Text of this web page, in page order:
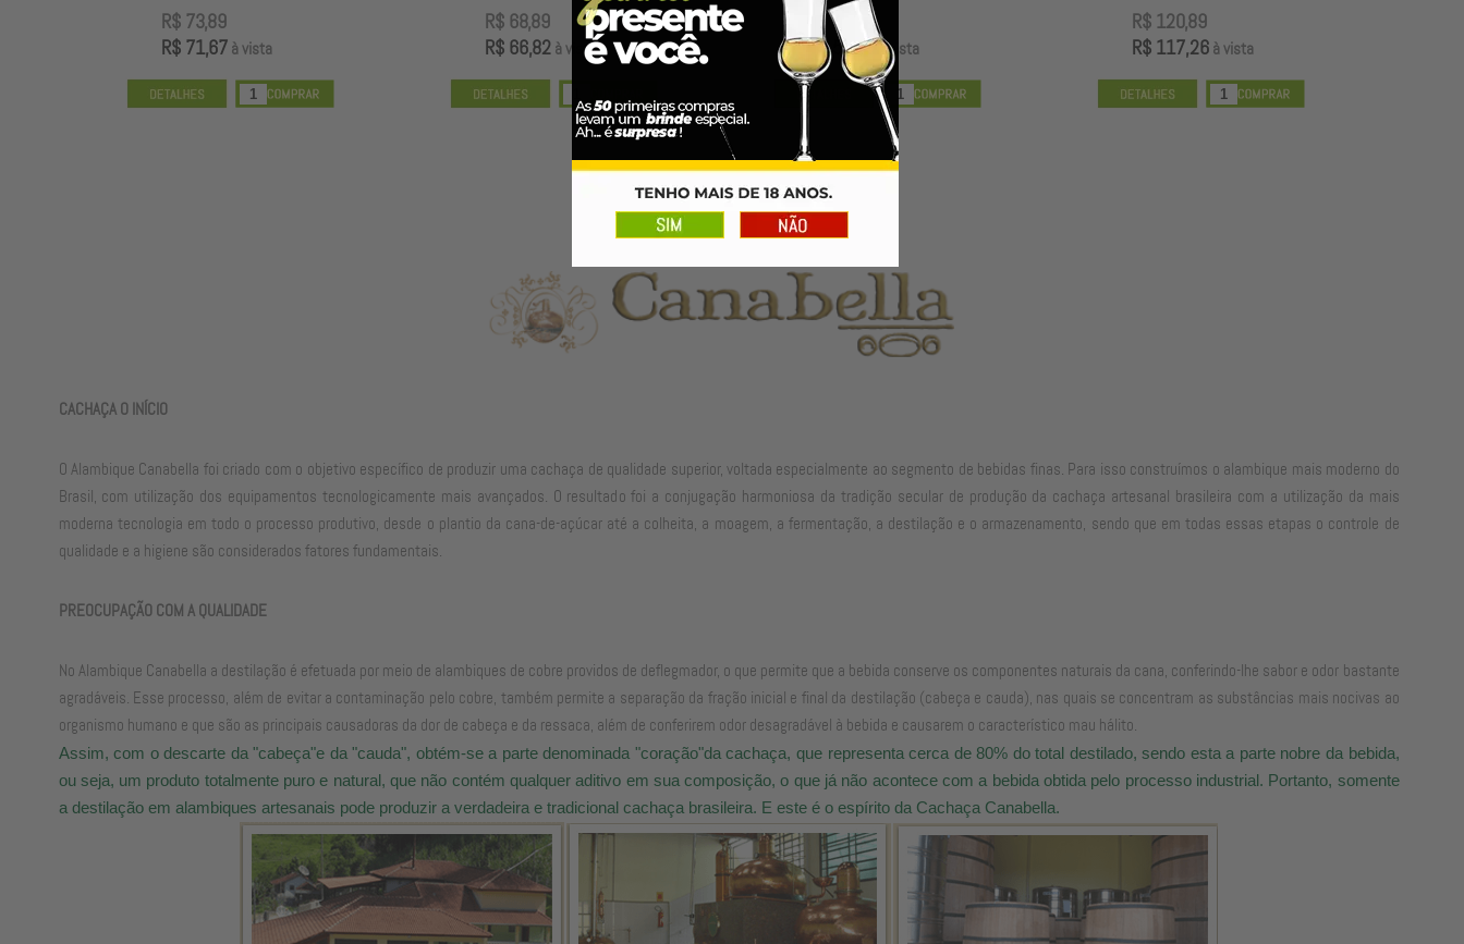
R$ 73,89
R$ 71,67à vista
R$ 68,89
R$ 66,82à vista
R$ 56,89
R$ 55,18à vista
R$ 120,89
R$ 117,26à vista
CACHAÇA O INÍCIO
O Alambique Canabella foi criado com o objetivo específico de produzir uma cachaça de qualidade superior, voltada especialmente ao segmento de bebidas finas. Para isso construímos o alambique mais moderno do
Brasil, com utilização dos equipamentos tecnologicamente mais avançados. O resultado foi a conjugação harmoniosa da tradição secular de produção da cachaça artesanal brasileira com a utilização da mais
moderna tecnologia em todo o processo produtivo, desde o plantio da cana-de-açúcar até a colheita, a moagem, a fermentação, a destilação e o armazenamento, sendo que em todas essas etapas o controle de
qualidade e a higiene são considerados fatores fundamentais.
PREOCUPAÇÃO COM A QUALIDADE
No Alambique Canabella a destilação é efetuada por meio de alambiques de cobre providos de deflegmador, o que permite que a bebida conserve os componentes naturais da cana, conferindo-lhe sabor e odor bastante
agradáveis. Esse processo, além de evitar a contaminação pelo cobre, também permite a separação da fração inicial e final da destilação (cabeça e cauda), nas quais se concentram as substâncias mais nocivas ao
organismo humano e que são as principais causadoras da dor de cabeça e da ressaca, além de conferirem odor desagradável à bebida e causarem o característico mau hálito.
Assim, com o descarte da "cabeça"e da "cauda", obtém-se a parte denominada "coração"da cachaça, que representa cerca de 80% do total destilado, sendo esta a parte nobre da bebida,
ou seja, um produto totalmente puro e natural, que não contém qualquer aditivo em sua composição, o que já não acontece com a bebida obtida pelo processo industrial. Portanto, somente
a destilação em alambiques artesanais pode produzir a verdadeira e tradicional cachaça brasileira. E este é o espírito da Cachaça Canabella.